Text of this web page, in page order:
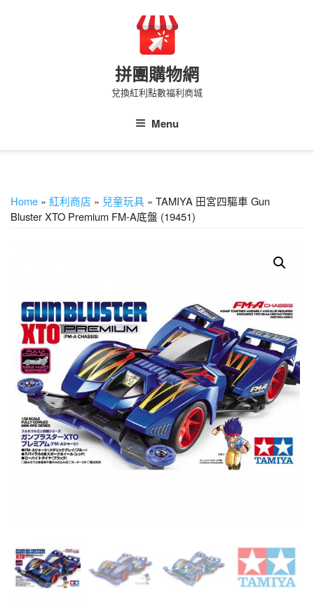
拼團購物網
兌換紅利點數福利商城
Menu
Home » 紅利商店 » 兒童玩具 » TAMIYA 田宮四驅車 Gun
Bluster XTO Premium FM-A底盤 (19451)